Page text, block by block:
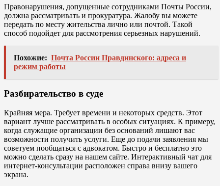
Правонарушения, допущенные сотрудниками Почты России,
должна рассматривать и прокуратура. Жалобу вы можете
передать по месту жительства лично или почтой. Такой
способ подойдет для рассмотрения серьезных нарушений.
Похожие: Почта России Правдинского: адреса и
режим работы
Разбирательство в суде
Крайняя мера. Требует времени и некоторых средств. Этот
вариант лучше рассматривать в особых ситуациях. К примеру,
когда служащие организации без оснований лишают вас
возможности получить услуги. Еще до подачи заявления мы
советуем пообщаться с адвокатом. Быстро и бесплатно это
можно сделать сразу на нашем сайте. Интерактивный чат для
интернет-консультации расположен справа внизу вашего
экрана.